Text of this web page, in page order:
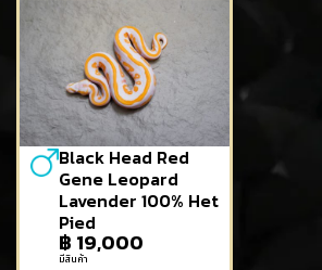
Black Head Red
Gene Leopard
Lavender 100% Het
Pied
฿ 19,000
มีสินค้า